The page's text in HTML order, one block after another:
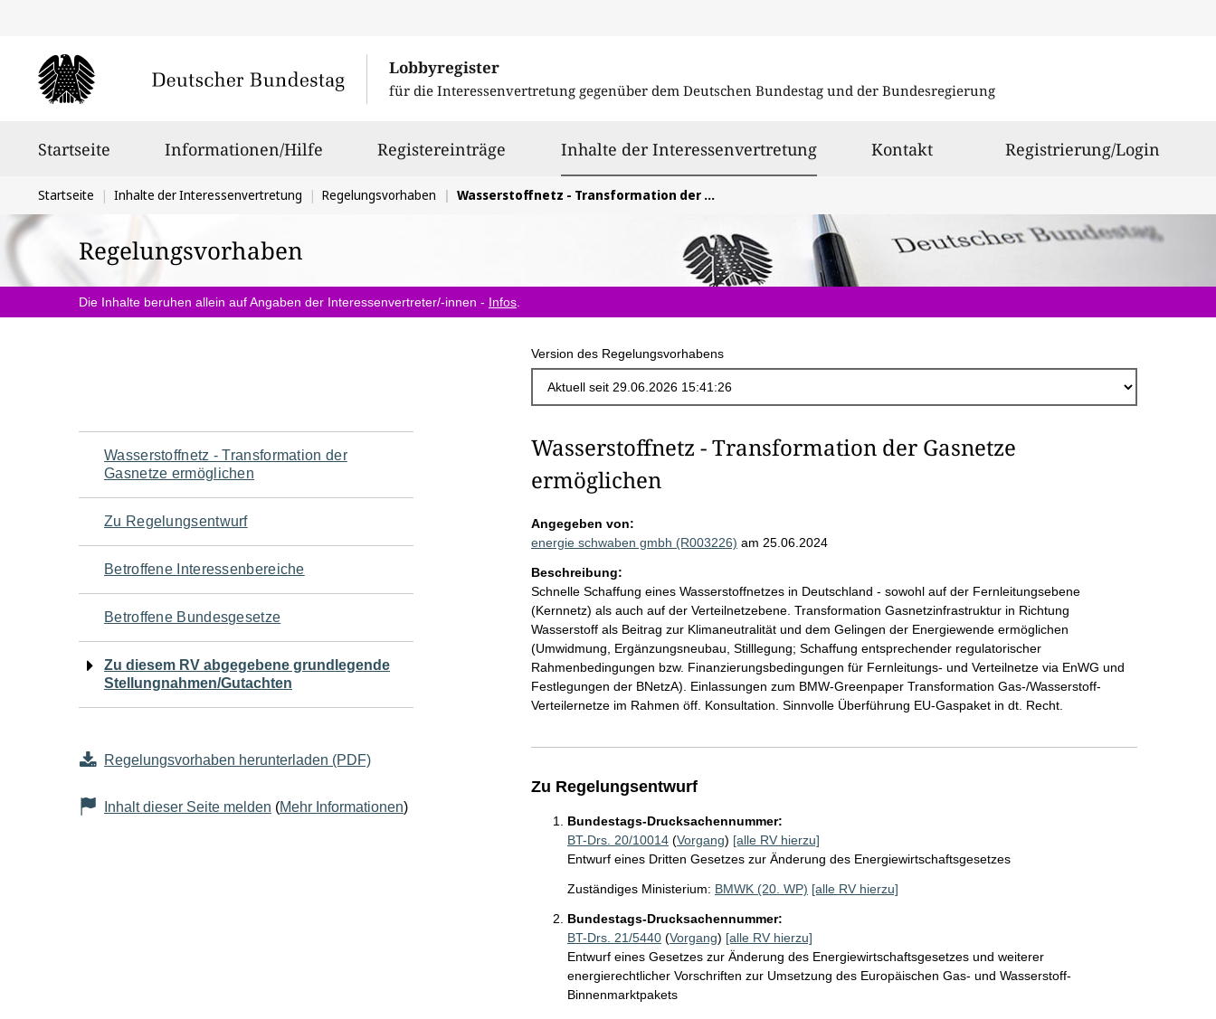
Lobbyregister
für die Interessenvertretung gegenüber dem Deutschen Bundestag und der Bundesregierung
Startseite Informationen/Hilfe Registereinträge Inhalte der Interessenvertretungausgewählt
Kontakt Registrierung/Login
Sie
befinden
sich
hier:
Startseite Inhalte der Interessenvertretung Regelungsvorhaben Wasserstoffnetz - Transformation der Gasnetze ermöglichen
Regelungsvorhaben
Die Inhalte beruhen allein auf Angaben der Interessenvertreter/-innen - Infos
Version des Regelungsvorhabens
Navigation
für
den
Seiteninhalt
Wasserstoffnetz - Transformation der
Gasnetze ermöglichen
Zu Regelungsentwurf
Betroffene Interessenbereiche
Betroffene Bundesgesetze
Zu diesem RV abgegebene grundlegende
Stellungnahmen/Gutachten
Regelungsvorhaben herunterladen (PDF)
Inhalt dieser Seite melden (Mehr Informationen)
Wasserstoffnetz - Transformation der Gasnetze
ermöglichen
Angegeben von:
energie schwaben gmbh (R003226) am 25.06.2024
Beschreibung:
Schnelle Schaffung eines Wasserstoffnetzes in Deutschland - sowohl auf der Fernleitungsebene
(Kernnetz) als auch auf der Verteilnetzebene. Transformation Gasnetzinfrastruktur in Richtung
Wasserstoff als Beitrag zur Klimaneutralität und dem Gelingen der Energiewende ermöglichen
(Umwidmung, Ergänzungsneubau, Stilllegung; Schaffung entsprechender regulatorischer
Rahmenbedingungen bzw. Finanzierungsbedingungen für Fernleitungs- und Verteilnetze via EnWG und
Festlegungen der BNetzA). Einlassungen zum BMW-Greenpaper Transformation Gas-/Wasserstoff-
Verteilernetze im Rahmen öff. Konsultation. Sinnvolle Überführung EU-Gaspaket in dt. Recht.
Zu Regelungsentwurf
Bundestags-Drucksachennummer:
BT-Drs. 20/10014(Vorgang) [alle RV hierzu]
Entwurf eines Dritten Gesetzes zur Änderung des Energiewirtschaftsgesetzes
Zuständiges Ministerium: BMWK (20. WP) [alle RV hierzu]
Bundestags-Drucksachennummer:
BT-Drs. 21/5440(Vorgang) [alle RV hierzu]
Entwurf eines Gesetzes zur Änderung des Energiewirtschaftsgesetzes und weiterer
energierechtlicher Vorschriften zur Umsetzung des Europäischen Gas- und Wasserstoff-
Binnenmarktpakets